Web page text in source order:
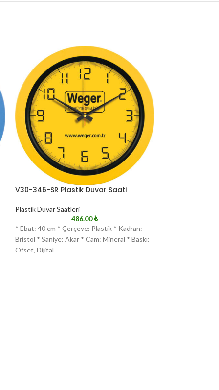
V30-346-SR Plastik Duvar Saati
Plastik Duvar Saatleri
486.00₺
* Ebat: 40 cm * Çerçeve: Plastik * Kadran:
Bristol * Saniye: Akar * Cam: Mineral * Baskı:
Ofset, Dijital